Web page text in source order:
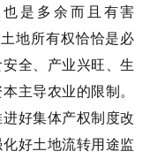
是多余而且有害
地所有权恰恰是必
全、产业兴旺、生
主导农业的限制。
好集体产权制度改
好土地流转用途监